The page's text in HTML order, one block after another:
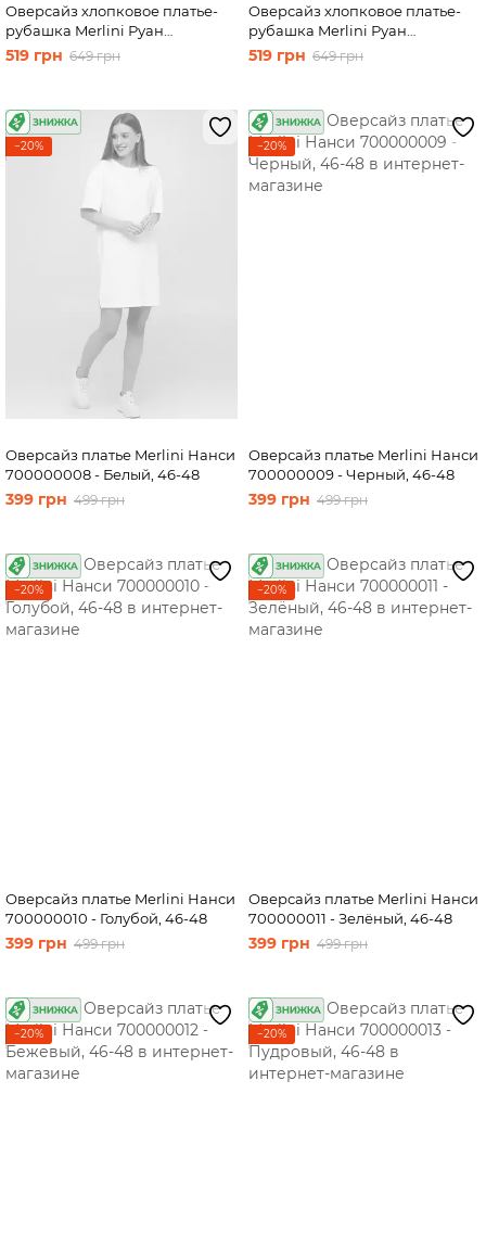
Оверсайз хлопковое платье-
рубашка Merlini Руан
700000006 - Персиковый, 46-
519 грн 649 грн
Оверсайз хлопковое платье-
рубашка Merlini Руан
700000007 - Белый, 46-48
519 грн 649 грн
−20%
Оверсайз платье Merlini Нанси
700000008 - Белый, 46-48
399 грн 499 грн
−20%
Оверсайз платье Merlini Нанси
700000009 - Черный, 46-48
399 грн 499 грн
−20%
Оверсайз платье Merlini Нанси
700000010 - Голубой, 46-48
399 грн 499 грн
−20%
Оверсайз платье Merlini Нанси
700000011 - Зелёный, 46-48
399 грн 499 грн
−20% −20%